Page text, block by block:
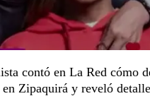
contó en La Red cómo
Zipaquirá y reveló